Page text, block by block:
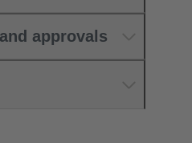
approvals